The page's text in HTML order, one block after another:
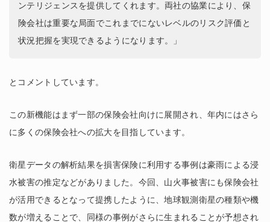
ンテリジェンスを提供してくれます。両社の協業により、保
険会社は重要な局面でこれまでにないレベルのリスク評価と
状況把握を実現できるようになります。」
とコメントしています。
この新機能はまず一部の保険会社向けに展開され、年内にはさら
に多くの保険会社への拡大を目指しています。
衛星データの解析結果を損害保険に利用する事例は豪雨による浸
水被害の推定などがありました。今回、山火事被害にも保険会社
が活用できるとなって提携したように、地球観測衛星の種類や機
数が増えることで、同様の事例がさらに生まれることが予想され